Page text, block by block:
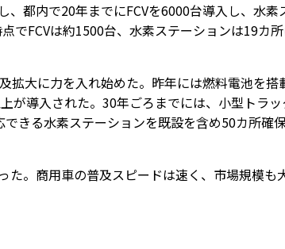
都内で20年までにFCVを6000台導入し、水素
でFCVは約1500台、水素ステーションは19カ
拡大に力を入れ始めた。昨年には燃料電池を搭
が導入された。30年ごろまでには、小型トラッ
きる水素ステーションを既設を含め50カ所確
。商用車の普及スピードは速く、市場規模も